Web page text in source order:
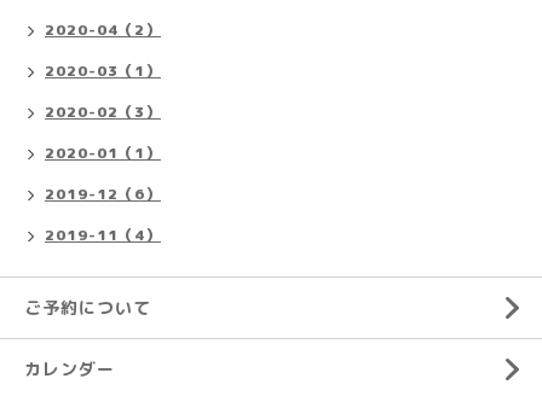
2020-04（2）
2020-03（1）
2020-02（3）
2020-01（1）
2019-12（6）
2019-11（4）
ご予約について
カレンダー